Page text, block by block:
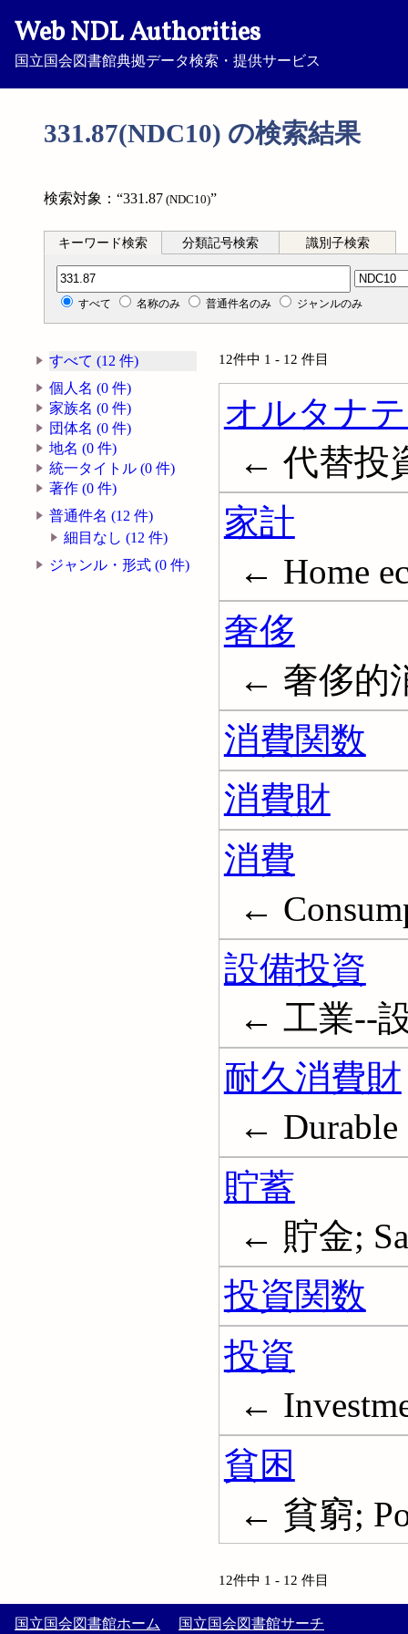
Web NDL Authorities
国立国会図書館典拠データ検索・提供サービス
331.87(NDC10) の検索結果
検索対象：“331.87 (NDC10)”
キーワード検索 分類記号検索 識別子検索
分類記号検索
すべて 名称のみ 普通件名のみ ジャンルのみ
すべて (12 件)
個人名 (0 件)
家族名 (0 件)
団体名 (0 件)
地名 (0 件)
統一タイトル (0 件)
著作 (0 件)
普通件名 (12 件)
細目なし (12 件)
ジャンル・形式 (0 件)
12件中 1 - 12 件目
オルタナ
← 代替投
家計
← Home
奢侈
← 奢侈的
消費関数
消費財
消費
←
設備投資
← 工業--
耐久消費財
← Durable
貯蓄
← 貯金;
投資関数
投資
←
貧困
← 貧窮;
12件中 1 - 12 件目
国立国会図書館ホーム 国立国会図書館サーチ